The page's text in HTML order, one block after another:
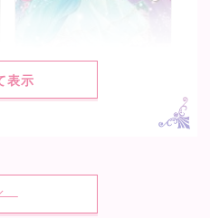
にわか令嬢は王太子殿下の雇
2018.6.20発売
表示